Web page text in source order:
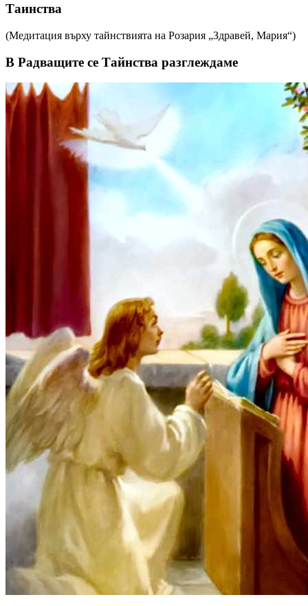
Таинства
(Медитация върху тайнствията на Розария „Здравей, Мария“)
В Радващите се Тайнства разглеждаме